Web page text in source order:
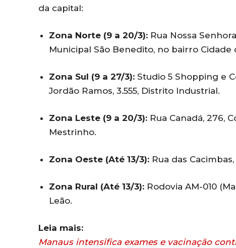
da capital:
Zona Norte (9 a 20/3): Rua Nossa
Municipal São Benedito, no bairro Cidade
Zona Sul (9 a 27/3): Studio 5 Shopping e
Jordão Ramos, 3.555, Distrito Industrial.
Zona Leste (9 a 20/3): Rua Canadá, 276,
Mestrinho.
Zona Oeste (Até 13/3): Rua das
Zona Rural (Até 13/3): Rodovia AM-010
Leão.
Leia mais:
Manaus intensifica exames e vacinação